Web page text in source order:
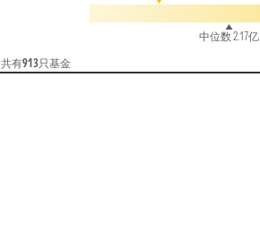
中位数 2.17亿
共有913只基金